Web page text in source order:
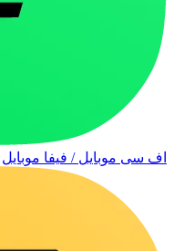
اف سی موبایل / فیفا موبایل